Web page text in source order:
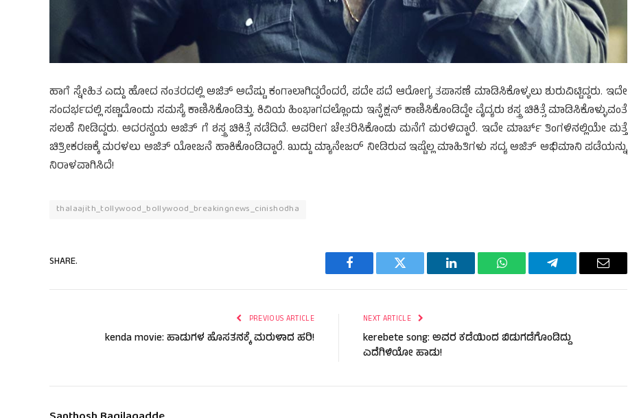
ಹಾಗೆ ಸ್ನೇಹಿತ ಎದ್ದು ಹೋದ ನಂತರದಲ್ಲಿ ಅಜಿತ್ ಅದೆಷ್ಟು ಕಂಗಾಲಾಗಿದ್ದರೆಂದರೆ, ಪದೇ ಪದೆ ಆರೋಗ್ಯ ತಪಾಸಣೆ ಮಾಡಿಸಿಕೊಳ್ಳಲು ಶುರುವಿಟ್ಟಿದ್ದರು. ಇದೇ
ಸಂದರ್ಭದಲ್ಲಿ ಸಣ್ಣದೊಂದು ಸಮಸ್ಯೆ ಕಾಣಿಸಿಕೊಂಡಿತ್ತು. ಕಿವಿಯ ಹಿಂಭಾಗದಲ್ಲೊಂದು ಇನ್ಫೆಕ್ಷನ್ ಕಾಣಿಸಿಕೊಂಡಿದ್ದೇ ವೈದ್ಯರು ಶಸ್ತ್ರ ಚಿಕಿತ್ಸೆ ಮಾಡಿಸಿಕೊಳ್ಳುವಂತೆ
ಸಲಹೆ ನೀಡಿದ್ದರು. ಅದರನ್ವಯ ಅಜಿತ್ ಗೆ ಶಸ್ತ್ರ ಚಿಕಿತ್ಸೆ ನಡೆದಿದೆ. ಅವರೀಗ ಚೇತರಿಸಿಕೊಂಡು ಮನೆಗೆ ಮರಳಿದ್ದಾರೆ. ಇದೇ ಮಾರ್ಚ್ ತಿಂಗಳಿನಲ್ಲಿಯೇ ಮತ್ತೆ
ಚಿತ್ರೀಕರಣಕ್ಕೆ ಮರಳಲು ಅಜಿತ್ ಯೋಜನೆ ಹಾಕಿಕೊಂಡಿದ್ದಾರೆ. ಖುದ್ದು ಮ್ಯಾನೇಜರ್ ನೀಡಿರುವ ಇಷ್ಟೆಲ್ಲ ಮಾಹಿತಿಗಳು ಸದ್ಯ ಅಜಿತ್ ಅಭಿಮಾನಿ ಪಡೆಯನ್ನು
ನಿರಾಳವಾಗಿಸಿದೆ!
thalaajith_tollywood_bollywood_breakingnews_cinishodha
SHARE.
Facebook Twitter LinkedIn WhatsAppTelegram Email
PREVIOUS ARTICLE
kenda movie: ಹಾಡುಗಳ ಹೊಸತನಕ್ಕೆ ಮರುಳಾದ ಹರಿ!
NEXT ARTICLE
kerebete song: ಅವರ ಕಡೆಯಿಂದ ಬಿಡುಗಡೆಗೊಂಡಿದ್ದು
ಎದೆಗಿಳಿಯೋ ಹಾಡು!